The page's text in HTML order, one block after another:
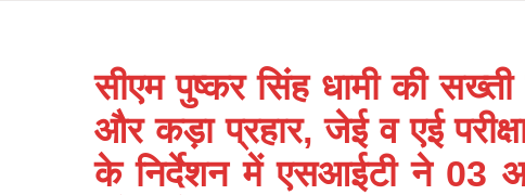
सीएम पुष्कर सिंह धामी की
और कड़ा प्रहार, जेई व एई
के निर्देशन में एसआईटी ने 03